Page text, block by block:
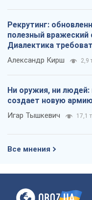
Рекрутинг:
полезный вражеский
Диалектика
Александр Кирш 2,9
Ни оружия, ни
создает новую
Игар Тышкевич 17,1
Все мнения